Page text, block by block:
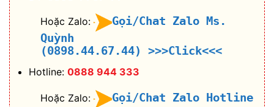
Hoặc Zalo:
Gọi/Chat Zalo Ms.
Quỳnh
(0898.44.67.44)
>>>Click<<<
Hotline: 0888 944 333
Hoặc Zalo: Gọi/Chat Zalo Hotline